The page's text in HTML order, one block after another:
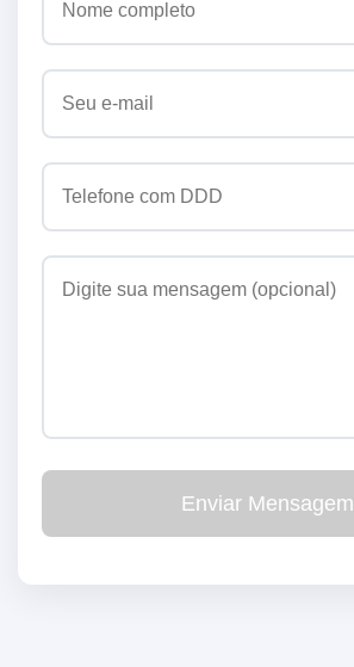
Enviar Mensagem